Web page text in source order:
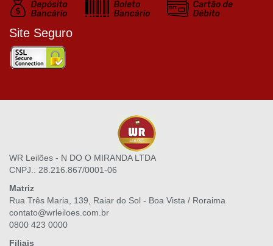
Site Seguro
WR Leilões - N DO O MIRANDA LTDA
CNPJ.: 28.216.867/0001-06
Matriz
Rua Três Maria, 139, Raiar do Sol - Boa Vista / Roraima
contato@wrleiloes.com.br
0800 423 0000
Filiais